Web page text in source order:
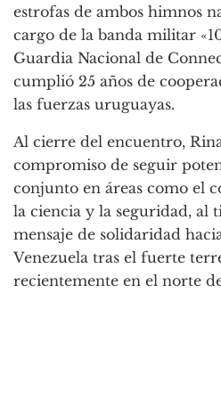
estrofas de ambos himnos
cargo de la banda militar
Guardia Nacional de
cumplió 25 años de
las fuerzas uruguayas.
Al cierre del encuentro,
compromiso de seguir
conjunto en áreas como el
la ciencia y la seguridad, al
mensaje de solidaridad
Venezuela tras el fuerte
recientemente en el norte